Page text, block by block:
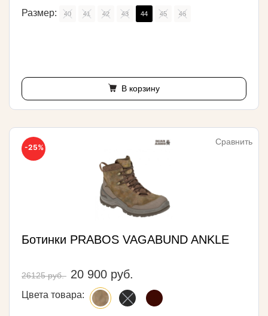
Размер: 40 41 42 43 44 45 46
В корзину
-25%
Сравнить
Ботинки PRABOS VAGABUND ANKLE
26125 руб. 20 900 руб.
Цвета товара: